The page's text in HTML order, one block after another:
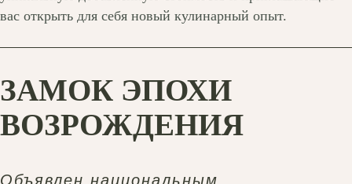
вас открыть для себя новый кулинарный опыт.
ЗАМОК ЭПОХИ
ВОЗРОЖДЕНИЯ
Объявлен национальным